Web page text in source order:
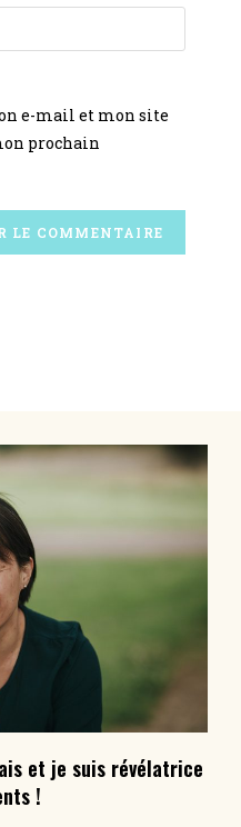
e-mail et mon site
prochain
et je suis révélatrice
!